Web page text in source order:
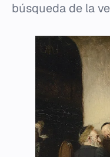
búsqueda de la